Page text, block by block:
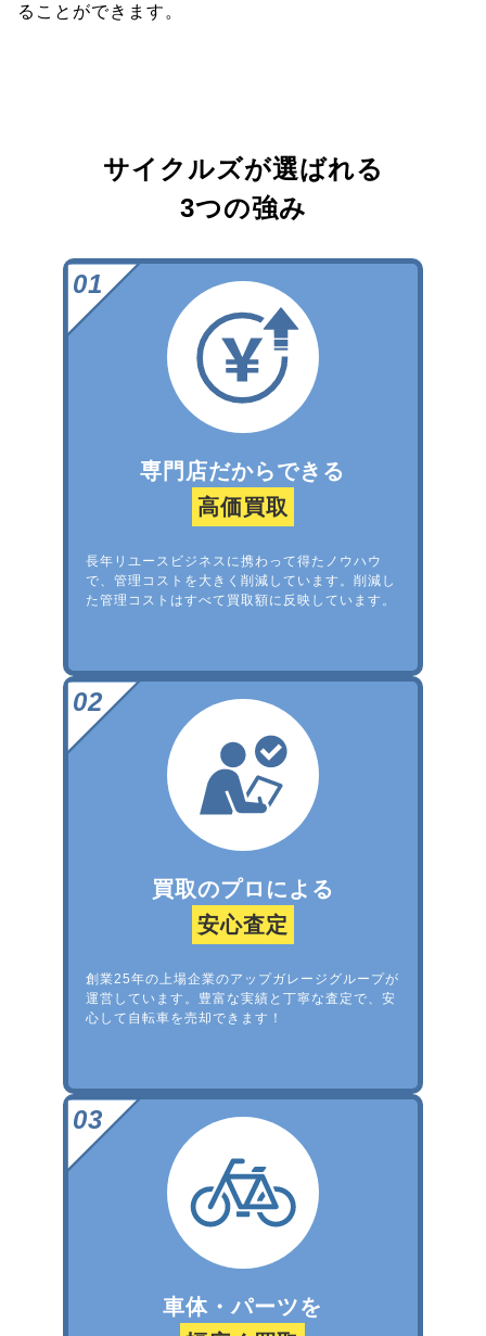
ることができます。
サイクルズが選ばれる
3つの強み
専門店だからできる
高価買取
長年リユースビジネスに携わって得たノウハウ
で、管理コストを大きく削減しています。削減し
た管理コストはすべて買取額に反映しています。
買取のプロによる
安心査定
創業25年の上場企業のアップガレージグループが
運営しています。豊富な実績と丁寧な査定で、安
心して自転車を売却できます！
車体・パーツを